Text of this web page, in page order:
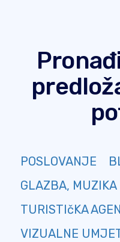
POSLOVANJE
GLAZBA, MUZIKA
TURISTIčKA
VIZUALNE